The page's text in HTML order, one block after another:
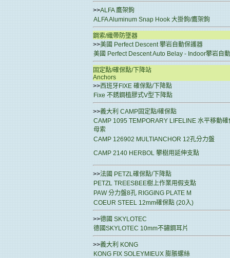
>>ALFA 鷹架鉤
ALFA Aluminum Snap Hook 大掛鉤/鷹架鉤
鋼索/織帶防墜器
>>美國 Perfect Descent 攀岩自動保護器
美國 Perfect Descent Auto Belay - Indoor攀岩自
固定點/確保點/下降站
Anchors
>>西班牙FIXE 確保點/下降點
Fixe 不銹鋼植膠式V型下降點
>>義大利 CAMP固定點/確保點
CAMP 1095 TEMPORARY LIFELINE 水平移動確
母索
CAMP 126902 MULTIANCHOR 12孔分力盤
CAMP 2140 HERBOL 攀樹用延伸支點
>>法國 PETZL確保點/下降點
PETZL TREESBEE樹上作業用假支點
PAW 分力盤8孔 RIGGING PLATE M
COEUR STEEL 12mm確保點 (20入)
>>德國 SKYLOTEC
德國SKYLOTEC 10mm不鏽鋼耳片
>>義大利 KONG
KONG FIX SOLEYMIEUX 膨脹螺絲